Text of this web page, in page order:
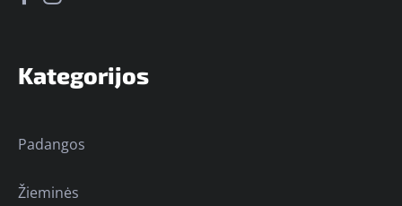
Kategorijos
Padangos
Žieminės